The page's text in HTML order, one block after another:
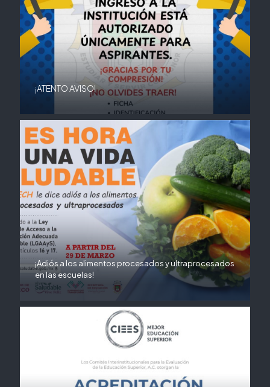
¡ATENTO AVISO!
¡Adiós a los alimentos procesados y ultraprocesados
en las escuelas!